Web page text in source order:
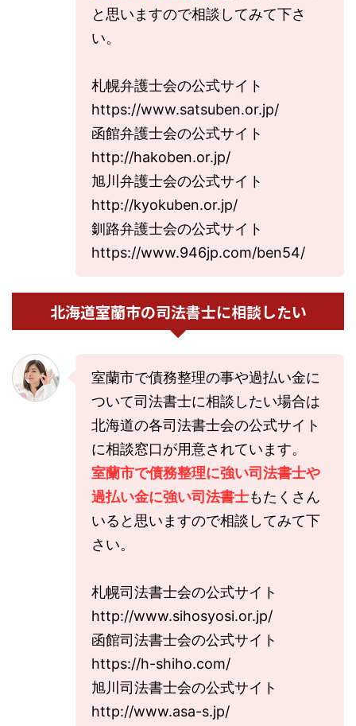
と思いますので相談してみて下さ
い。
札幌弁護士会の公式サイト
https://www.satsuben.or.jp/
函館弁護士会の公式サイト
http://hakoben.or.jp/
旭川弁護士会の公式サイト
http://kyokuben.or.jp/
釧路弁護士会の公式サイト
https://www.946jp.com/ben54/
北海道室蘭市の司法書士に相談したい
室蘭市で債務整理の事や過払い金に
ついて司法書士に相談したい場合は
北海道の各司法書士会の公式サイト
に相談窓口が用意されています。
室蘭市で債務整理に強い司法書士や
過払い金に強い司法書士もたくさん
いると思いますので相談してみて下
さい。
札幌司法書士会の公式サイト
http://www.sihosyosi.or.jp/
函館司法書士会の公式サイト
https://h-shiho.com/
旭川司法書士会の公式サイト
http://www.asa-s.jp/